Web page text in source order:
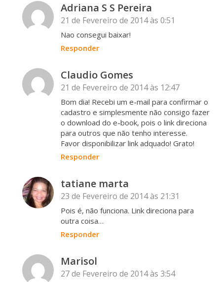
Adriana S S Pereira
21 de Fevereiro de 2014 às 0:51
Nao consegui baixar!
Responder
Claudio Gomes
21 de Fevereiro de 2014 às 12:47
Bom dia! Recebi um e-mail para confirmar o
cadastro e simplesmente não consigo fazer
o download do e-book, pois o link direciona
para outros que não tenho interesse.
Favor disponibilizar link adquado! Grato!
Responder
tatiane marta
23 de Fevereiro de 2014 às 21:31
Pois é, não funciona. Link direciona para
outra coisa…
Responder
Marisol
27 de Fevereiro de 2014 às 3:54